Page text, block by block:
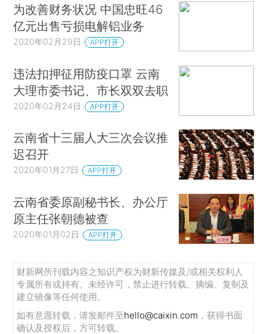
为改善财务状况 中国忠旺46
亿元出售亏损电解铝业务
2020年02月29日 APP打开
违法扣押征用防疫口罩 云南
大理市委书记、市长双双去职
2020年02月24日 APP打开
云南省十三届人大三次会议推
迟召开
2020年01月27日 APP打开
云南省委原副秘书长、办公厅
原主任张朝德被查
2020年01月02日 APP打开
财新网所刊载内容之知识产权为财新传媒及/或相关权利人
专属所有或持有。未经许可，禁止进行转载、摘编、复制及
建立镜像等任何使用。
如有意愿转载，请发邮件至hello@caixin.com ，获得书面
确认及授权后，方可转载。